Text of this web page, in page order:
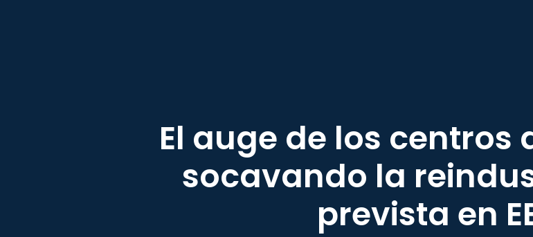
El auge de los centros
socavando la
prevista en